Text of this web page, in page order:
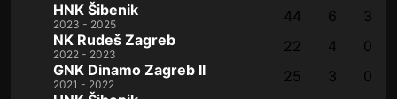
HNK Šibenik
2023 - 2025 44 6
3
NK Rudeš Zagreb
2022 - 2023 22 4
0
GNK Dinamo Zagreb II
2021 - 2022 25 3
0